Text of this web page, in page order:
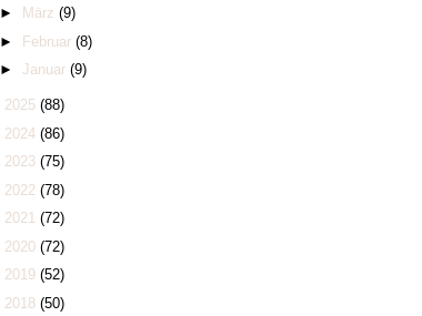
►
März (9)
► Februar (8)
► Januar (9)
2025 (88)
2024 (86)
2023 (75)
2022 (78)
2021 (72)
2020 (72)
2019 (52)
2018 (50)